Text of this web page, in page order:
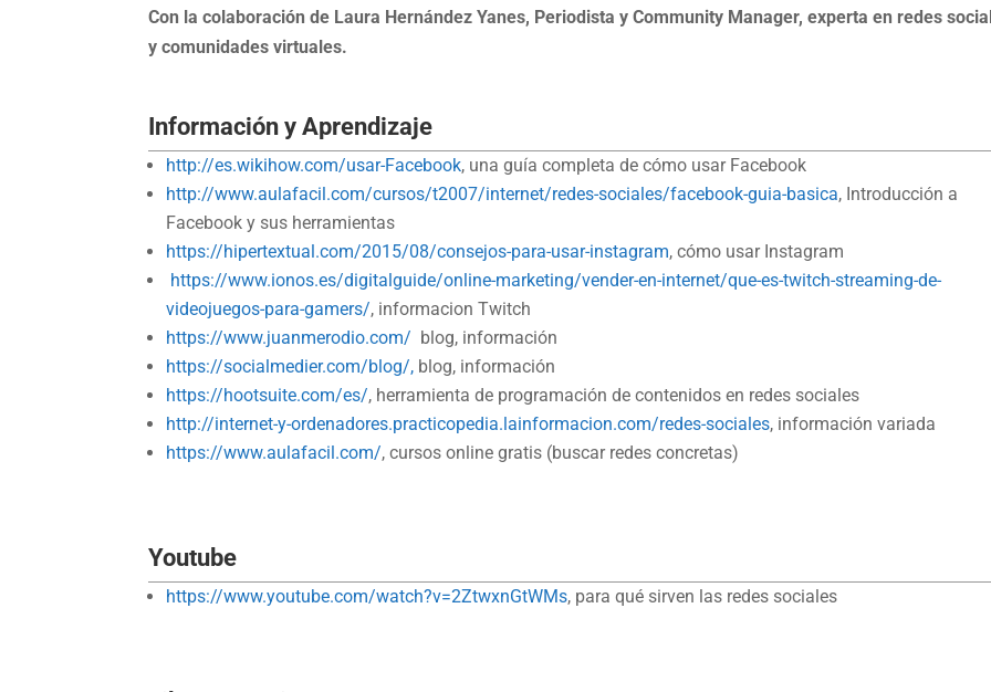
Con la colaboración de Laura Hernández Yanes, Periodista y Community Manager, experta en redes
y comunidades virtuales.
Información y Aprendizaje
http://es.wikihow.com/usar-Facebook, una guía completa de cómo usar Facebook
http://www.aulafacil.com/cursos/t2007/internet/redes-sociales/facebook-guia-basica, Introducción a
Facebook y sus herramientas
https://hipertextual.com/2015/08/consejos-para-usar-instagram, cómo usar Instagram
https://www.ionos.es/digitalguide/online-marketing/vender-en-internet/que-es-twitch-streaming-de-
videojuegos-para-gamers/, informacion Twitch
https://www.juanmerodio.com/ blog, información
https://socialmedier.com/blog/, blog, información
https://hootsuite.com/es/, herramienta de programación de contenidos en redes sociales
http://internet-y-ordenadores.practicopedia.lainformacion.com/redes-sociales, información variada
https://www.aulafacil.com/, cursos online gratis (buscar redes concretas)
Youtube
https://www.youtube.com/watch?v=2ZtwxnGtWMs, para qué sirven las redes sociales